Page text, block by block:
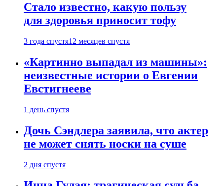
Стало известно, какую пользу
для здоровья приносит тофу
3 года спустя12 месяцев спустя
«Картинно выпадал из машины»:
неизвестные истории о Евгении
Евстигнееве
1 день спустя
Дочь Сэндлера заявила, что актер
не может снять носки на суше
2 дня спустя